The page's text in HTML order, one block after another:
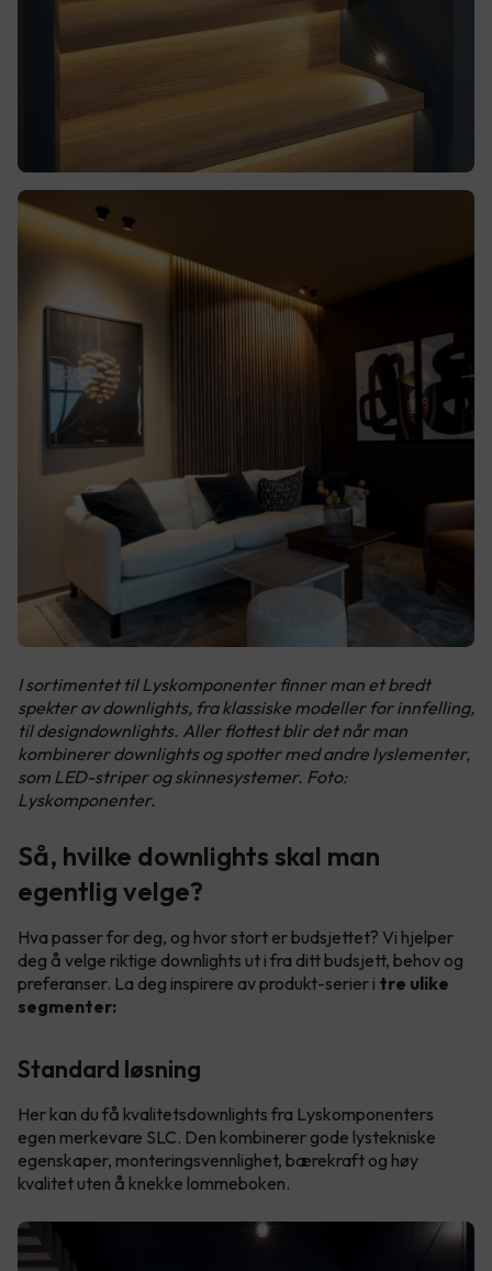
I sortimentet til Lyskomponenter finner man et bredt
spekter av downlights, fra klassiske modeller for innfelling,
til designdownlights. Aller flottest blir det når man
kombinerer downlights og spotter med andre lyslementer,
som LED-striper og skinnesystemer. Foto:
Lyskomponenter.
Så, hvilke downlights skal man
egentlig velge?
Hva passer for deg, og hvor stort er budsjettet? Vi hjelper
deg å velge riktige downlights ut i fra ditt budsjett, behov og
preferanser. La deg inspirere av produkt-serier i tre ulike
segmenter:
Standard løsning
Her kan du få kvalitetsdownlights fra Lyskomponenters
egen merkevare SLC. Den kombinerer gode lystekniske
egenskaper, monteringsvennlighet, bærekraft og høy
kvalitet uten å knekke lommeboken.